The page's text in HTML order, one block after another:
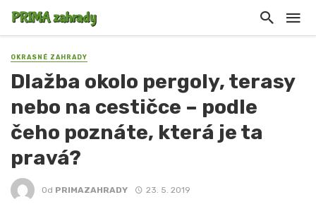
OKRASNÉ ZAHRADY
Dlažba okolo pergoly, terasy
nebo na cestičce – podle
čeho poznáte, která je ta
pravá?
Od PRIMAZAHRADY 23. 5. 2019